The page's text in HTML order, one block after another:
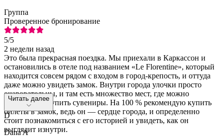
Группа
Проверенное бронирование
5/5
2 недели назад
Это была прекрасная поездка. Мы приехали в Каркассон и
остановились в отеле под названием «Le Florentine», который
находится совсем рядом с входом в город-крепость, и оттуда
даже можно увидеть замок. Внутри города улочки просто
очаровательны, и там есть множество мест, где можно
пообедать и купить сувениры. На 100 % рекомендую купить
билеты в замок, ведь он — сердце города, и определенно
стоит познакомиться с его историей и увидеть, как он
выглядит изнутри.
Читать далее
D
Dana A